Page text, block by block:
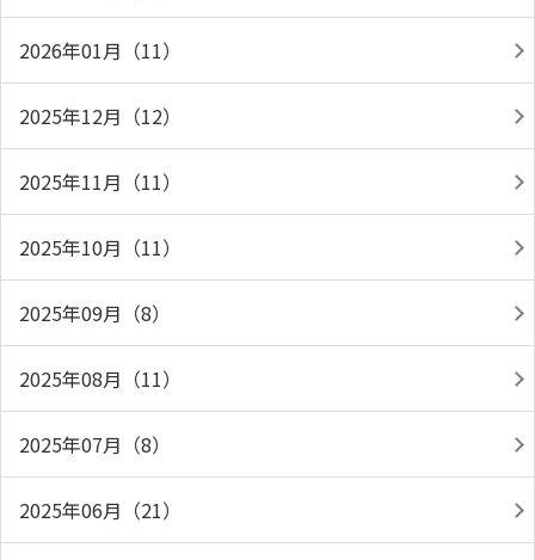
2026年01月（11）
2025年12月（12）
2025年11月（11）
2025年10月（11）
2025年09月（8）
2025年08月（11）
2025年07月（8）
2025年06月（21）